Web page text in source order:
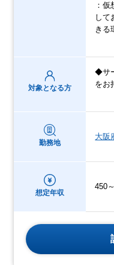
：
して
きる
対象となる方
◆サ
をお
勤務地
大阪
想定年収
450